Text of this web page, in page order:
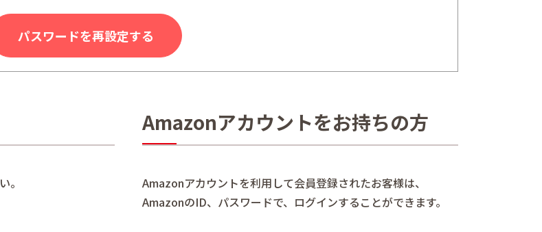
パスワードを再設定する
。
Amazonアカウントをお持ちの方
Amazonアカウントを利用して会員登録されたお客様は、
AmazonのID、パスワードで、ログインすることができます。